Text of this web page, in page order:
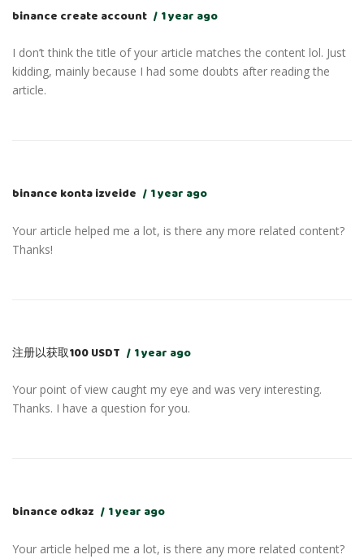
binance create account 1 year ago
I don’t think the title of your article matches the content lol. Just
kidding, mainly because I had some doubts after reading the
article.
binance konta izveide 1 year ago
Your article helped me a lot, is there any more related content?
Thanks!
注册以获取100 USDT 1 year ago
Your point of view caught my eye and was very interesting.
Thanks. I have a question for you.
binance odkaz 1 year ago
Your article helped me a lot, is there any more related content?